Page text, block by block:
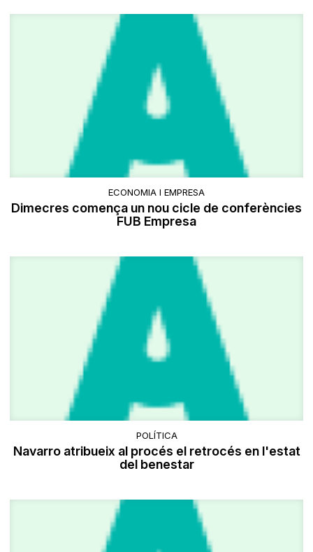
ECONOMIA I EMPRESA
Dimecres comença un nou cicle de conferències
FUB Empresa
POLÍTICA
Navarro atribueix al procés el retrocés en l'estat
del benestar